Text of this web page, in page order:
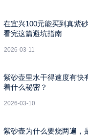
在宜兴100元能买到真紫
看完这篇避坑指南
2026-03-11
紫砂壶里水干得速度有快
着什么秘密？
2026-03-10
紫砂壶为什么要烧两遍，